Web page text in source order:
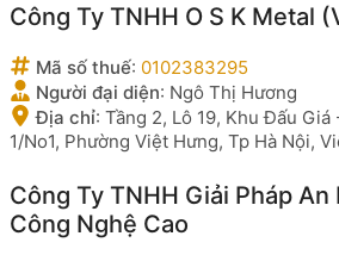
Công Ty TNHH O S K Metal
Mã số thuế: 0102383295
Người đại diện: Ngô Thị Hương
Địa chỉ: Tầng 2, Lô 19, Khu Đấu Giá
1/No1, Phường Việt Hưng, Tp Hà Nội,
Công Ty TNHH Giải Pháp An
Công Nghệ Cao